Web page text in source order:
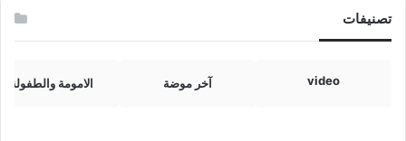
تصنيفات
video آخر موضة الامومة والطفولة